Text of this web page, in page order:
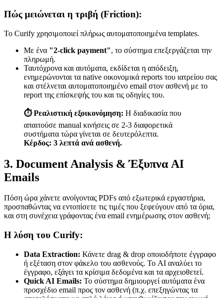
Πώς μειώνεται η τριβή (Friction):
Το Curify χρησιμοποιεί πλήρως αυτοματοποιημένα templates.
Με ένα "2-click payment", το σύστημα επεξεργάζεται την
πληρωμή.
Ταυτόχρονα και αυτόματα, εκδίδεται η απόδειξη,
ενημερώνονται τα native οικονομικά reports του ιατρείου σας
και στέλνεται αυτοματοποιημένο email στον ασθενή με το
report της επίσκεψής του και τις οδηγίες του.
⏱️ Ρεαλιστική εξοικονόμηση: Η διαδικασία που
απαιτούσε manual κινήσεις σε 2-3 διαφορετικά
συστήματα τώρα γίνεται σε δευτερόλεπτα.
Κέρδος: 3 λεπτά ανά ασθενή.
3. Document Analysis & Έξυπνα AI
Emails
Πόση ώρα χάνετε ανοίγοντας PDFs από εξωτερικά εργαστήρια,
προσπαθώντας να εντοπίσετε τις τιμές που ξεφεύγουν από τα όρια,
και στη συνέχεια γράφοντας ένα email ενημέρωσης στον ασθενή;
Η λύση του Curify:
Data Extraction: Κάνετε drag & drop οποιοδήποτε έγγραφο
ή εξέταση στον φάκελο του ασθενούς. Το AI αναλύει το
έγγραφο, εξάγει τα κρίσιμα δεδομένα και τα αρχειοθετεί.
Quick AI Emails: Το σύστημα δημιουργεί αυτόματα ένα
προσχέδιο email προς τον ασθενή (π.χ. επεξηγώντας τα